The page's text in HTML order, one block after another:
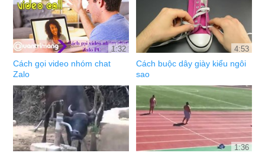
1:32
Cách gọi video nhóm chat
Zalo
4:53
Cách buộc dây giày kiểu ngôi
sao
1:36